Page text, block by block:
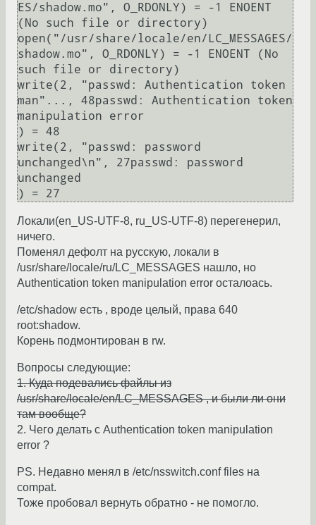
ES/shadow.mo", O_RDONLY) = -1 ENOENT
(No such file or directory)
open("/usr/share/locale/en/LC_MESSAGES/
shadow.mo", O_RDONLY) = -1 ENOENT (No
such file or directory)
write(2, "passwd: Authentication token
man"..., 48passwd: Authentication token
manipulation error
) = 48
write(2, "passwd: password
unchanged\n", 27passwd: password
unchanged
Локали(en_US-UTF-8, ru_US-UTF-8) перегенерил,
ничего.
Поменял дефолт на русскую, локали в
/usr/share/locale/ru/LC_MESSAGES нашло, но
Authentication token manipulation error осталоась.
/etc/shadow есть , вроде целый, права 640
root:shadow.
Корень подмонтирован в rw.
Вопросы следующие:
1. Куда подевались файлы из
/usr/share/locale/en/LC_MESSAGES , и были ли они
там вообще?
2. Чего делать с Authentication token manipulation
error ?
PS. Недавно менял в /etc/nsswitch.conf files на
compat.
Тоже пробовал вернуть обратно - не помогло.